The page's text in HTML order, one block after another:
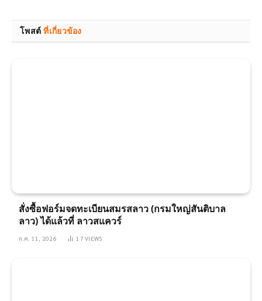
โพสต์ที่เกี่ยวข้อง
สั่งซื้อฟอร์มจดทะเบียนสมรสลาว (กรมใหญ่สันติบาล
ลาว) ได้แล้วที่ ลาวสแควร์
ก.ค. 11, 2026 17VIEWS